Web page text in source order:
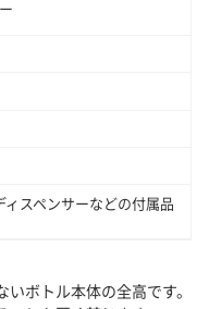
ー
スペンサーなどの付属品
ボトル本体の全高です。